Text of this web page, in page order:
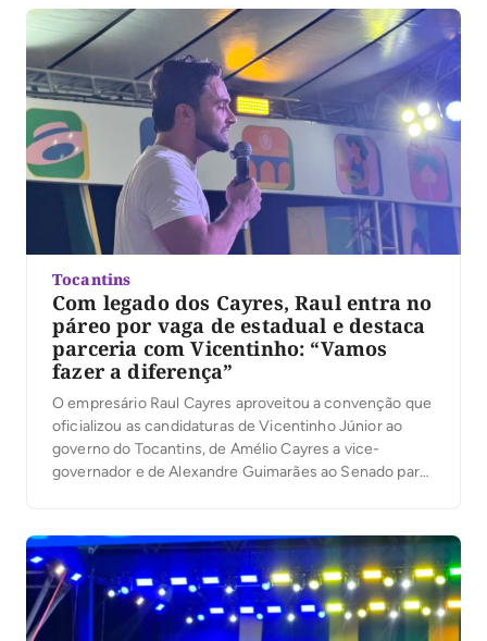
ao Senado, ambos do MDB. Em comum, os discursos
falaram em mudança […]
Tocantins
Com legado dos Cayres, Raul entra no
páreo por vaga de estadual e destaca
parceria com Vicentinho: “Vamos
fazer a diferença”
O empresário Raul Cayres aproveitou a convenção que
oficializou as candidaturas de Vicentinho Júnior ao
governo do Tocantins, de Amélio Cayres a vice-
governador e de Alexandre Guimarães ao Senado para
Legislativa e afirmou que pretende atuar em áreas
como saúde, segurança pública […]